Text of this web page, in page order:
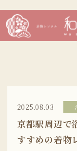
2025.08.03
京都駅周辺で
すすめの着物